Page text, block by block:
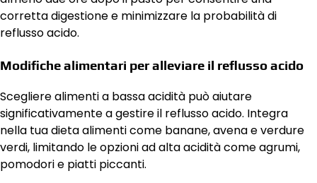
corretta digestione e minimizzare la probabilità di
reflusso acido.
Modifiche alimentari per alleviare il reflusso acido
Scegliere alimenti a bassa acidità può aiutare
significativamente a gestire il reflusso acido. Integra
nella tua dieta alimenti come banane, avena e verdure
verdi, limitando le opzioni ad alta acidità come agrumi,
pomodori e piatti piccanti.